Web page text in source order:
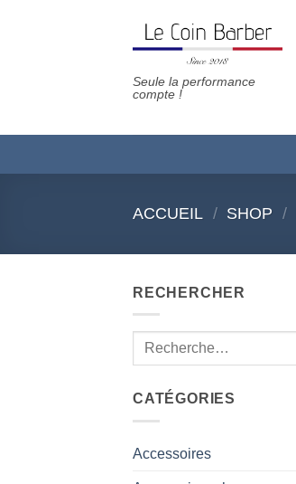
Seule la performance
compte !
ACCUEIL / SHOP /
RECHERCHER
Recherche
CATÉGORIES
Accessoires